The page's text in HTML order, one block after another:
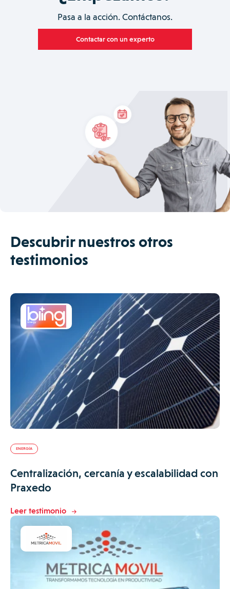
Pasa a la acción. Contáctanos.
Contactar con un experto
Descubrir nuestros otros
testimonios
ENERGÍA
Centralización, cercanía y escalabilidad con
Praxedo
Leer testimonio